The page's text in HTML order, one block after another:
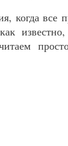
когда все